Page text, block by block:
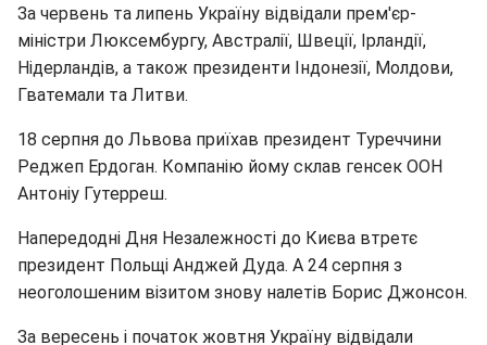
За червень та липень Україну відвідали прем'єр-
міністри Люксембургу, Австралії, Швеції, Ірландії,
Нідерландів, а також президенти Індонезії, Молдови,
Гватемали та Литви.
18 серпня до Львова приїхав президент Туреччини
Реджеп Ердоган. Компанію йому склав генсек ООН
Антоніу Гутерреш.
Напередодні Дня Незалежності до Києва втретє
президент Польщі Анджей Дуда. А 24 серпня з
неоголошеним візитом знову налетів Борис Джонсон.
За вересень і початок жовтня Україну відвідали